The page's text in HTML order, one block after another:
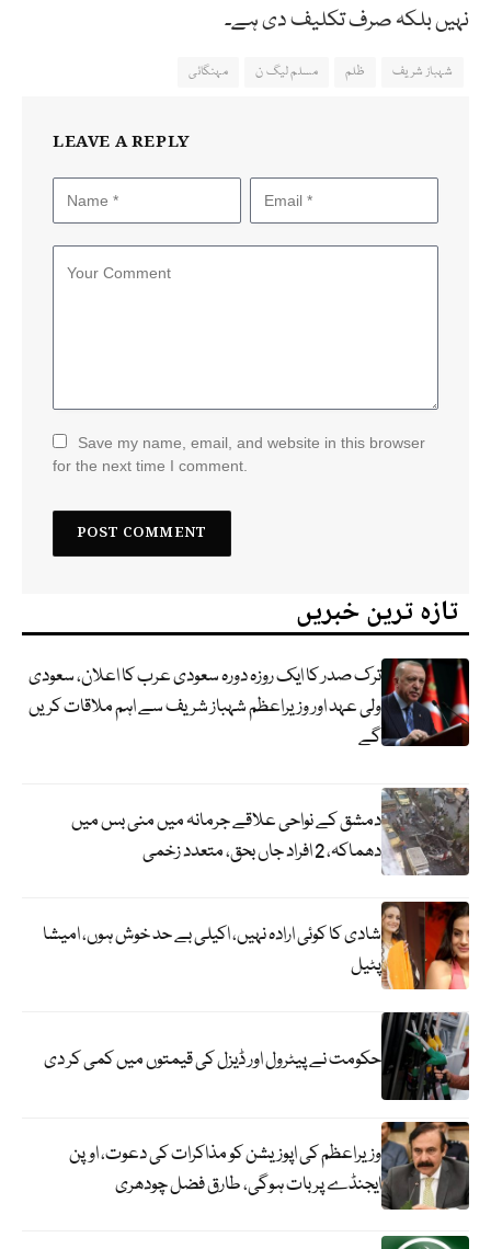
نہیں بلکہ صرف تکلیف دی ہے۔
شہباز شریف ظلم مسلم لیگ ن مہنگائی
LEAVE A REPLY
Save my name, email, and website in this browser
for the next time I comment.
تازہ ترین خبریں
ترک صدر کا ایک روزہ دورہ سعودی عرب کا اعلان، سعودی
ولی عہد اور وزیراعظم شہباز شریف سے اہم ملاقات کریں
گے
دمشق کے نواحی علاقے جرمانہ میں منی بس میں
دھماکہ، 2 افراد جاں بحق، متعدد زخمی
شادی کا کوئی ارادہ نہیں، اکیلی بے حد خوش ہوں، امیشا
پٹیل
حکومت نے پیٹرول اور ڈیزل کی قیمتوں میں کمی کر دی
وزیراعظم کی اپوزیشن کو مذاکرات کی دعوت، اوپن
ایجنڈے پر بات ہوگی، طارق فضل چودھری